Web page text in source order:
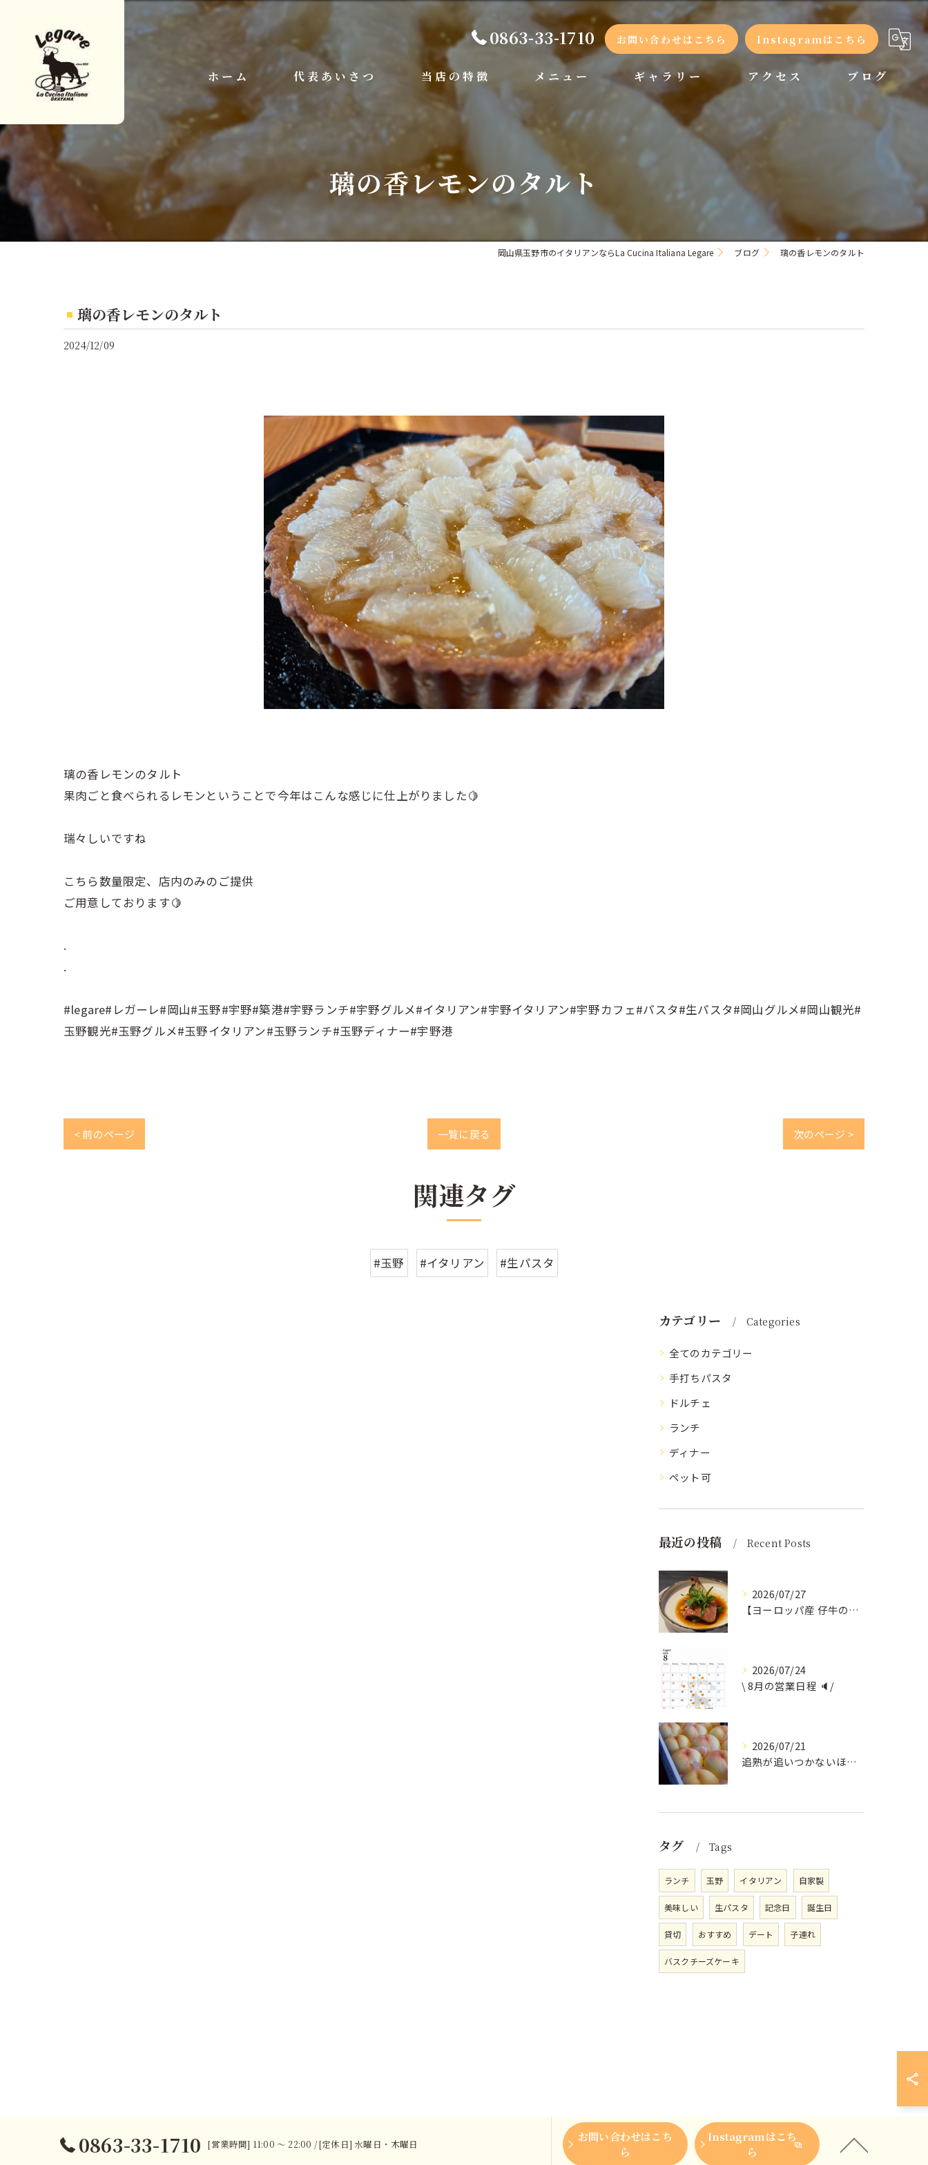
0863-33-1710 お問い合わせはこちら Instagramはこちら
ホーム 代表あいさつ 当店の特徴
手打ちパスタ
ペット可
メニュー
ディナー
ランチ
ドルチェ
ギャラリー アクセス ブログ
璃の香レモンのタルト
岡山県玉野市のイタリアンならLa Cucina Italiana Legare ブログ 璃の香レモンのタルト
璃の香レモンのタルト
2024/12/09
璃の香レモンのタルト
果肉ごと食べられるレモンということで今年はこんな感じに仕上がりました🍋
瑞々しいですね
こちら数量限定、店内のみのご提供
ご用意しております🍋
.
.⠀
#legare#レガーレ#岡山#玉野#宇野#築港#宇野ランチ#宇野グルメ#イタリアン#宇野イタリアン#宇野カフェ#パスタ#生パスタ#岡山グルメ#岡山観光#
玉野観光#玉野グルメ#玉野イタリアン#玉野ランチ#玉野ディナー#宇野港
< 前のページ 一覧に戻る 次のページ >
関連タグ
#玉野 #イタリアン #生パスタ
カテゴリー Categories
全てのカテゴリー
手打ちパスタ
ドルチェ
ランチ
ディナー
ペット可
最近の投稿 Recent Posts
2026/07/27
【ヨーロッパ産 仔牛のタンとフォンドヴォー】
2026/07/24
\ 8月の営業日程 🔈/
2026/07/21
追熟が追いつかないほど気にかけていただいている
タグ Tags
ランチ 玉野 イタリアン 自家製
美味しい 生パスタ 記念日 誕生日
貸切 おすすめ デート 子連れ
バスクチーズケーキ
0863-33-1710 [営業時間] 11:00 〜 22:00 / [定休日] 水曜日・木曜日
お問い合わせはこち
ら
Instagramはこち
ら